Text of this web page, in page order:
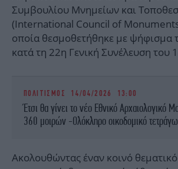
Συμβουλίου Μνημείων και
(International Council of
οποία θεσμοθετήθηκε με ψήφισμα
κατά τη 22η Γενική Συνέλευση του
ΠΟΛΙΤΙΣΜΟΣ 14/04/2026 13:00
Έτσι θα γίνει το νέο Εθνικό Αρχαιολογικό
360 μοιρών -Ολόκληρο οικοδομικό
Ακολουθώντας έναν κοινό